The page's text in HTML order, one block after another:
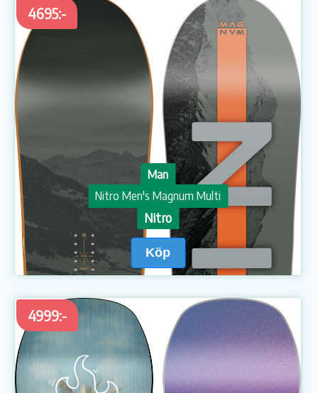
4695:-
Man
Nitro Men's Magnum Multi
Nitro
Köp
4999:-